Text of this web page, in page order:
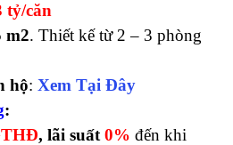
tỷ/căn
m2. Thiết kế từ 2 – 3 phòng
hộ: Xem Tại Đây
:
, lãi suất 0% đến khi